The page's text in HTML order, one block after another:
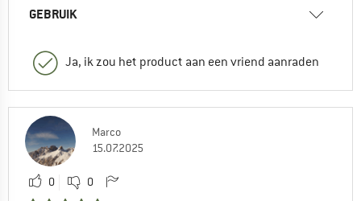
GEBRUIK
Ja, ik zou het product aan een vriend aanraden
Marco
15.07.2025
0 0